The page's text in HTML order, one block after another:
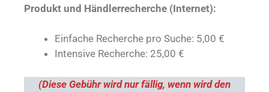
Produkt und Händlerrecherche (Internet):
Einfache Recherche pro Suche: 5,00 €
Intensive Recherche: 25,00 €
(Diese Gebühr wird nur fällig, wenn wird den